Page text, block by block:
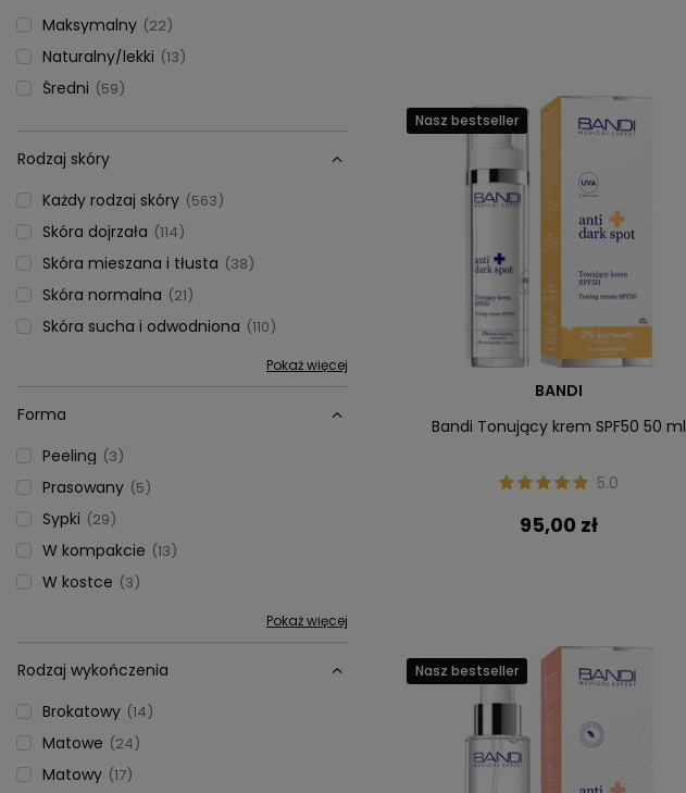
Maksymalny
22
Naturalny/lekki 13
Średni 59
Rodzaj skóry
Każdy rodzaj skóry
563
Skóra dojrzała 114
Skóra mieszana i tłusta 38
Skóra normalna 21
Skóra sucha i odwodniona 110
Pokaż więcej
Forma
Peeling
3
Prasowany 5
Sypki 29
W kompakcie 13
W kostce 3
Pokaż więcej
Rodzaj wykończenia
Brokatowy 14
Matowe 24
Matowy 17
Nasz bestseller
BANDI
Bandi Tonujący krem SPF50 50 ml
5.0
95,00 zł
Nasz bestseller